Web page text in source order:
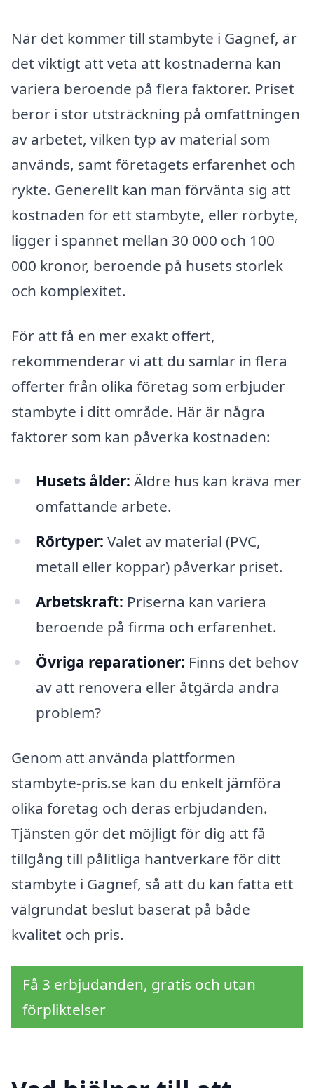
När det kommer till stambyte i Gagnef, är
det viktigt att veta att kostnaderna kan
variera beroende på flera faktorer. Priset
beror i stor utsträckning på omfattningen
av arbetet, vilken typ av material som
används, samt företagets erfarenhet och
rykte. Generellt kan man förvänta sig att
kostnaden för ett stambyte, eller rörbyte,
ligger i spannet mellan 30 000 och 100
000 kronor, beroende på husets storlek
och komplexitet.
För att få en mer exakt offert,
rekommenderar vi att du samlar in flera
offerter från olika företag som erbjuder
stambyte i ditt område. Här är några
faktorer som kan påverka kostnaden:
Husets ålder: Äldre hus kan kräva mer
omfattande arbete.
Rörtyper: Valet av material (PVC,
metall eller koppar) påverkar priset.
Arbetskraft: Priserna kan variera
beroende på firma och erfarenhet.
Övriga reparationer: Finns det behov
av att renovera eller åtgärda andra
problem?
Genom att använda plattformen
stambyte-pris.se kan du enkelt jämföra
olika företag och deras erbjudanden.
Tjänsten gör det möjligt för dig att få
tillgång till pålitliga hantverkare för ditt
stambyte i Gagnef, så att du kan fatta ett
välgrundat beslut baserat på både
kvalitet och pris.
Få 3 erbjudanden, gratis och utan
förpliktelser